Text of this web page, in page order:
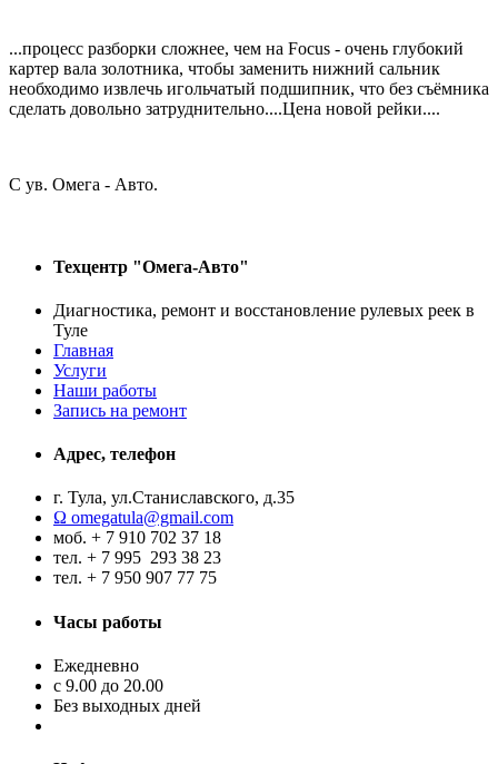
...процесс разборки сложнее, чем на Focus - очень глубокий
картер вала золотника, чтобы заменить нижний сальник
необходимо извлечь игольчатый подшипник, что без съёмника
сделать довольно затруднительно....Цена новой рейки....
С ув. Омега - Авто.
Техцентр "Омега-Авто"
Диагностика, ремонт и восстановление рулевых реек в
Туле
Главная
Услуги
Наши работы
Запись на ремонт
Адрес, телефон
г. Тула, ул.Станиславского, д.35
Ω omegatula@gmail.com
моб. + 7 910 702 37 18
тел. + 7 995 293 38 23
тел. + 7 950 907 77 75
Часы работы
Ежедневно
с 9.00 до 20.00
Без выходных дней